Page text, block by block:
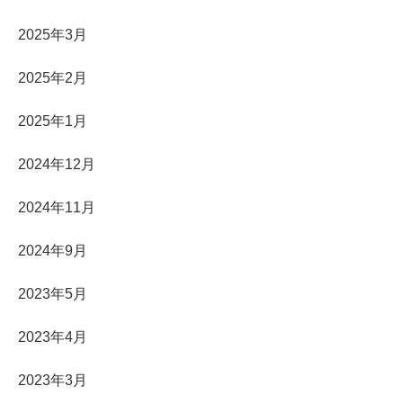
2025年3月
2025年2月
2025年1月
2024年12月
2024年11月
2024年9月
2023年5月
2023年4月
2023年3月